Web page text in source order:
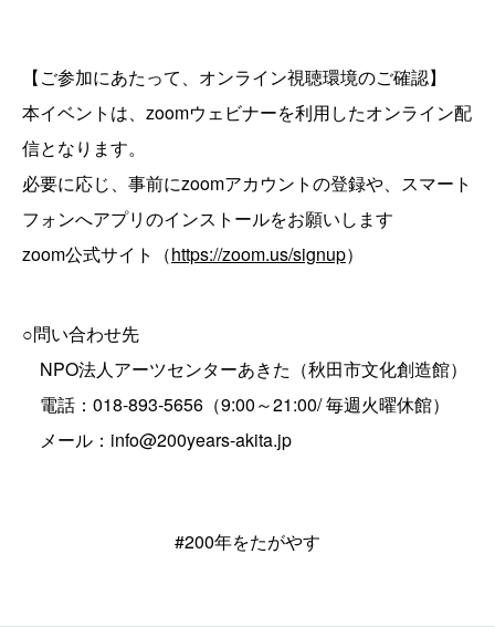
【ご参加にあたって、オンライン視聴環境のご確認】
本イベントは、zoomウェビナーを利用したオンライン配
信となります。
必要に応じ、事前にzoomアカウントの登録や、スマート
フォンへアプリのインストールをお願いします
zoom公式サイト（https://zoom.us/signup）
○問い合わせ先
NPO法人アーツセンターあきた（秋田市文化創造館）
電話：018-893-5656（9:00～21:00/ 毎週火曜休館）
メール：info@200years-akita.jp
#200年をたがやす